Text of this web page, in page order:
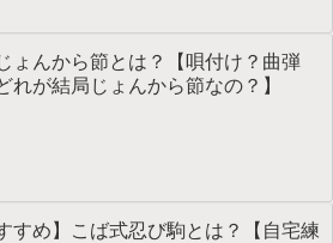
ょんから節とは？【唄付け？曲弾
れが結局じょんから節なの？】
すめ】こば式忍び駒とは？【自宅練